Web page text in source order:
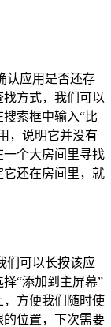
认应用是否还存
方式，我们可以
索框中输入“比
，说明它并没有
个大房间里寻找
还在房间里，就
们可以长按该应
“添加到主屏幕”
方便我们随时使
位置，下次需要